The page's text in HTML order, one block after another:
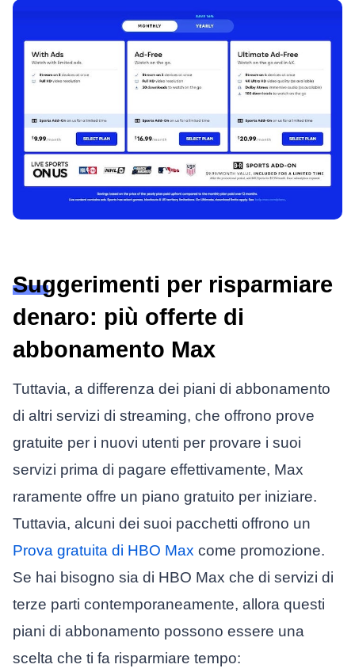
Suggerimenti per risparmiare
denaro: più offerte di
abbonamento Max
Tuttavia, a differenza dei piani di abbonamento
di altri servizi di streaming, che offrono prove
gratuite per i nuovi utenti per provare i suoi
servizi prima di pagare effettivamente, Max
raramente offre un piano gratuito per iniziare.
Tuttavia, alcuni dei suoi pacchetti offrono un
Prova gratuita di HBO Max come promozione.
Se hai bisogno sia di HBO Max che di servizi di
terze parti contemporaneamente, allora questi
piani di abbonamento possono essere una
scelta che ti fa risparmiare tempo: